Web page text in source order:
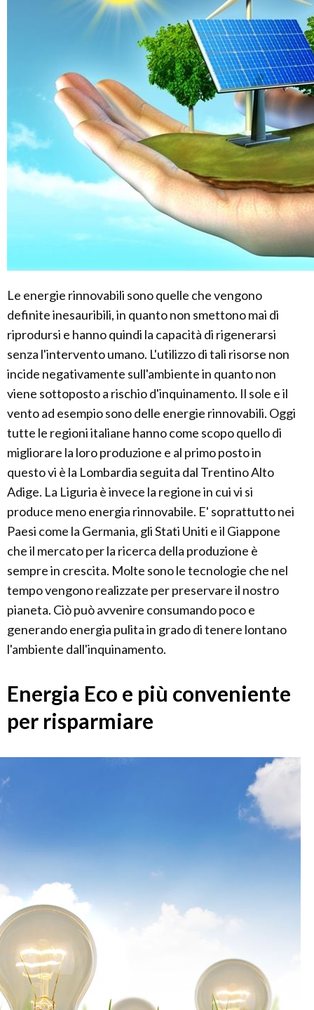
Le energie rinnovabili sono quelle che vengono
definite inesauribili, in quanto non smettono mai di
riprodursi e hanno quindi la capacità di rigenerarsi
senza l'intervento umano. L'utilizzo di tali risorse non
incide negativamente sull'ambiente in quanto non
viene sottoposto a rischio d'inquinamento. Il sole e il
vento ad esempio sono delle energie rinnovabili. Oggi
tutte le regioni italiane hanno come scopo quello di
migliorare la loro produzione e al primo posto in
questo vi è la Lombardia seguita dal Trentino Alto
Adige. La Liguria è invece la regione in cui vi si
produce meno energia rinnovabile. E' soprattutto nei
Paesi come la Germania, gli Stati Uniti e il Giappone
che il mercato per la ricerca della produzione è
sempre in crescita. Molte sono le tecnologie che nel
tempo vengono realizzate per preservare il nostro
pianeta. Ciò può avvenire consumando poco e
generando energia pulita in grado di tenere lontano
l'ambiente dall'inquinamento.
Energia Eco e più conveniente
per risparmiare